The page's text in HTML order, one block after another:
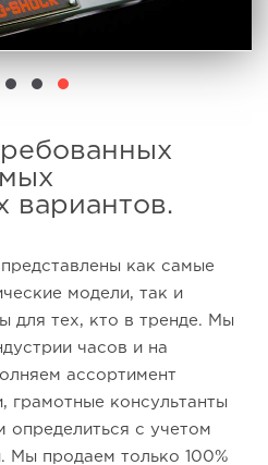
вариантов.
как самые
модели, так и
для тех, кто в тренде. Мы
часов и на
ассортимент
грамотные консультанты
определиться с учетом
Мы продаем только 100%